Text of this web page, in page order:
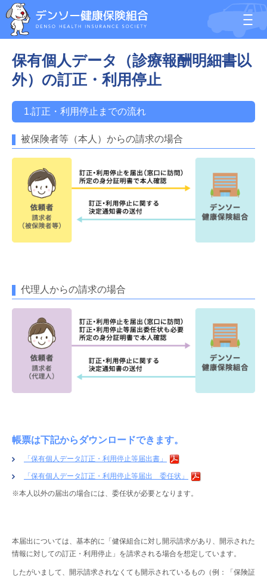
保有個人データ（診療報酬明細書以
外）の訂正・利用停止
1.訂正・利用停止までの流れ
被保険者等（本人）からの請求の場合
代理人からの請求の場合
帳票は下記からダウンロードできます。
「保有個人データ訂正・利用停止等届出書」
「保有個人データ訂正・利用停止等届出 委任状」
※本人以外の届出の場合には、委任状が必要となります。
本届出については、基本的に「健保組合に対し開示請求があり、開示された
情報に対しての訂正・利用停止」を請求される場合を想定しています。
したがいまして、開示請求されなくても開示されているもの（例：「保険証